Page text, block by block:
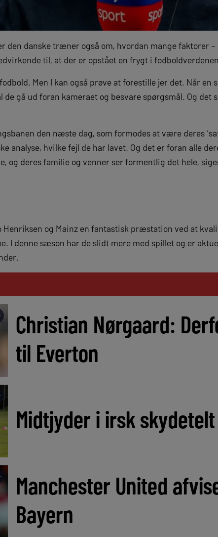
den danske træner også om, hvordan mange faktorer
til, at der er opstået en frygt i
Men I kan også prøve at forestille jer det. Når en
de gå ud foran kameraet og besvare spørgsmål. Og det
den næste dag, som formodes at være deres
analyse, hvilke fejl de har lavet. Og det er foran alle
og deres familie og venner ser formentlig det hele,
Henriksen og Mainz en fantastisk præstation ved at
I denne sæson har de slidt mere med spillet og er
Christian Nørgaard:
til Everton
Midtjyder i irsk
Manchester United
Bayern